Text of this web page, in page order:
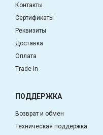
Контакты
Сертификаты
Реквизиты
Доставка
Оплата
Trade In
ПОДДЕРЖКА
Возврат и обмен
Техническая поддержка